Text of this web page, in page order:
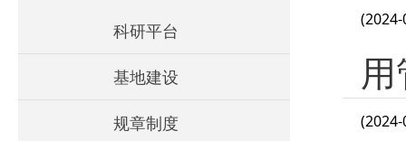
科研平台
基地建设
规章制度